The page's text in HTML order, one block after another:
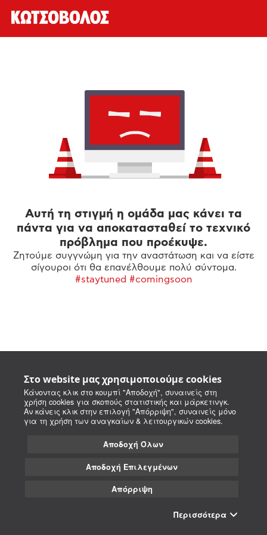
Στο website μας χρησιμοποιούμε cookies
Κάνοντας κλικ στο κουμπί "Αποδοχή", συναινείς στη
χρήση cookies για σκοπούς στατιστικής και μάρκετινγκ.
Αν κάνεις κλικ στην επιλογή "Απόρριψη", συναινείς μόνο
για τη χρήση των αναγκαίων & λειτουργικών cookies.
Αποδοχή Όλων
Αποδοχή Επιλεγμένων
Απόρριψη
Περισσότερα
Αυτή τη στιγμή η ομάδα μας κάνει τα
πάντα για να αποκατασταθεί το τεχνικό
πρόβλημα που προέκυψε.
Ζητούμε συγγνώμη για την αναστάτωση και να είστε
σίγουροι ότι θα επανέλθουμε πολύ σύντομα.
#staytuned #comingsoon